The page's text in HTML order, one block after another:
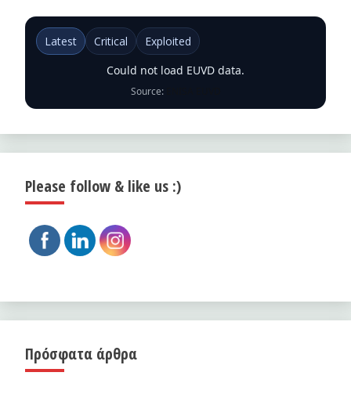
Latest Critical
Exploited
Could not load EUVD data.
Source:
Please follow & like us :)
Πρόσφατα άρθρα